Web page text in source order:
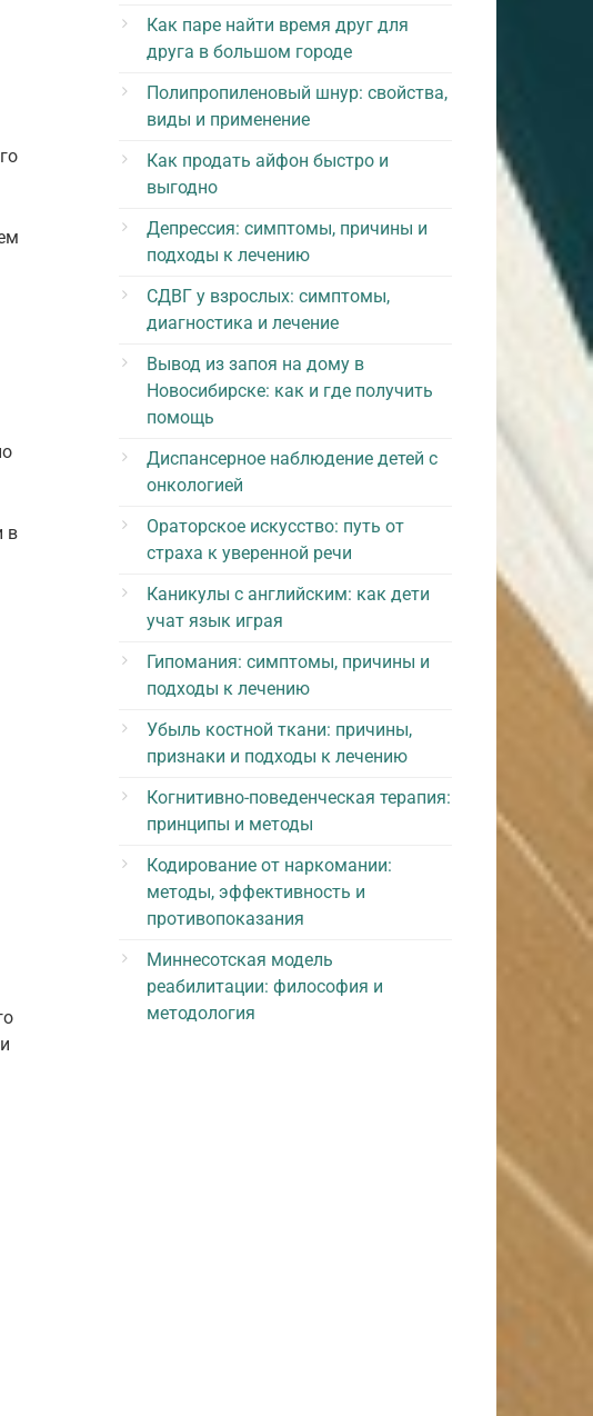
в
Как паре найти время друг для
друга в большом городе
Полипропиленовый шнур: свойства,
виды и применение
Как продать айфон быстро и
выгодно
Депрессия: симптомы, причины и
подходы к лечению
СДВГ у взрослых: симптомы,
диагностика и лечение
Вывод из запоя на дому в
Новосибирске: как и где получить
помощь
Диспансерное наблюдение детей с
онкологией
Ораторское искусство: путь от
страха к уверенной речи
Каникулы с английским: как дети
учат язык играя
Гипомания: симптомы, причины и
подходы к лечению
Убыль костной ткани: причины,
признаки и подходы к лечению
Когнитивно-поведенческая терапия:
принципы и методы
Кодирование от наркомании:
методы, эффективность и
противопоказания
Миннесотская модель
реабилитации: философия и
методология